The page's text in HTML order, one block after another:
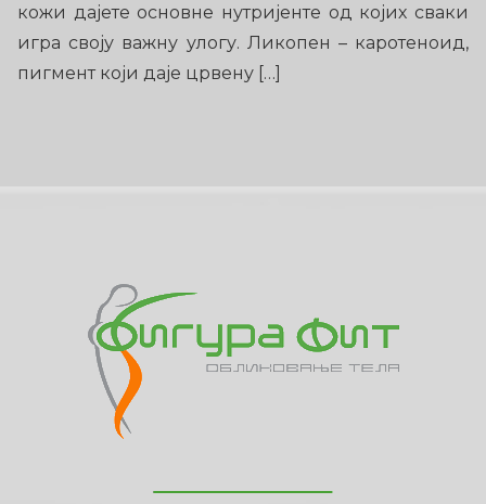
кожи дајете основне нутријенте од којих сваки
игра своју важну улогу. Ликопен – каротеноид,
пигмент који даје црвену […]